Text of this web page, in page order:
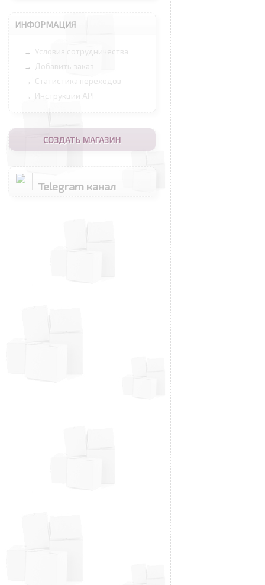
ИНФОРМАЦИЯ
→ Условия сотрудничества
→ Добавить заказ
→ Статистика переходов
→ Инструкции API
СОЗДАТЬ МАГАЗИН
Telegram канал